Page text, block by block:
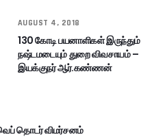
AUGUST 4, 2018
130 கோடி பயனாளிகள் இருந்தும்
நஷ்டமடையும் துறை விவசாயம் –
இயக்குநர் ஆர்.கண்ணன்
தொடர் விமர்சனம்